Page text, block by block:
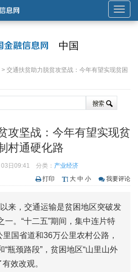
展
开
导
中国
> 交通扶贫助力脱贫攻坚战：今年有望实现贫困
攻坚战：今年有望实现贫
村通硬化路
日09:41 分类： 产业经济
打印
大 中 小 我要评论
来，交通运输是贫困地区突破发
一。“十二五”期间，集中连片特
国省道和36万公里农村公路，
“瓶颈路段”，贫困地区“山里山外
效改观。